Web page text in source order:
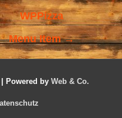
WPPizza
Menu Item→
Powered by Web & Co.